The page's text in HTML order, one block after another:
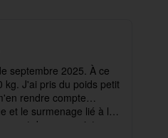
septembre 2025. À ce
kg. J'ai pris du poids petit
rendre compte…
et le surmenage lié à la
de mes projets.